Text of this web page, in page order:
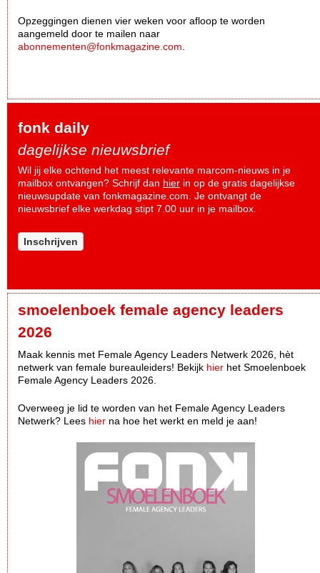
Opzeggingen dienen vier weken voor afloop te worden
aangemeld door te mailen naar
abonnementen@fonkmagazine.com.
fonk daily
dagelijkse nieuwsbrief
Wil jij elke ochtend het meest relevante marcom-nieuws in je
mailbox ontvangen? Schrijf dan hier in op de gratis dagelijkse
nieuwsupdate van fonkmagazine.com. Je ontvangt de
nieuwsbrief elke werkdag stipt 7.00 uur in je mailbox.
Inschrijven
smoelenboek female agency leaders
2026
Maak kennis met Female Agency Leaders Netwerk 2026, hèt
netwerk van female bureauleiders! Bekijk hier het Smoelenboek
Female Agency Leaders 2026.
Overweeg je lid te worden van het Female Agency Leaders
Netwerk? Lees hier na hoe het werkt en meld je aan!